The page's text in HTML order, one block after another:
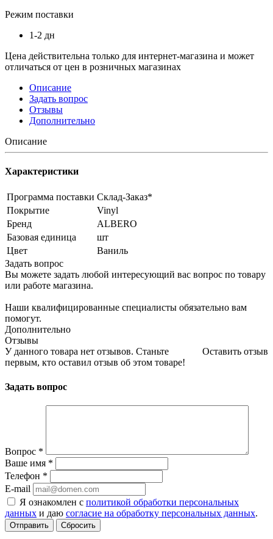
Режим поставки
1-2 дн
Цена действительна только для интернет-магазина и может
отличаться от цен в розничных магазинах
Описание
Задать вопрос
Отзывы
Дополнительно
Описание
Характеристики
Программа поставки Склад-Заказ*
Покрытие
Vinyl
Бренд
ALBERO
Базовая единица
шт
Цвет
Ваниль
Задать вопрос
Вы можете задать любой интересующий вас вопрос по товару
или работе магазина.
Наши квалифицированные специалисты обязательно вам
помогут.
Дополнительно
Отзывы
Оставить отзыв
У данного товара нет отзывов. Станьте
первым, кто оставил отзыв об этом товаре!
Задать вопрос
Вопрос *
Ваше имя *
Телефон *
E-mail
Я ознакомлен с политикой обработки персональных
данных и даю согласие на обработку персональных данных.
Сбросить